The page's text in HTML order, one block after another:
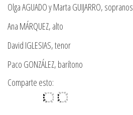
Olga AGUADO y Marta GUIJARRO, sopranos
Ana MÁRQUEZ, alto
David IGLESIAS, tenor
Paco GONZÁLEZ, barítono
Comparte esto: